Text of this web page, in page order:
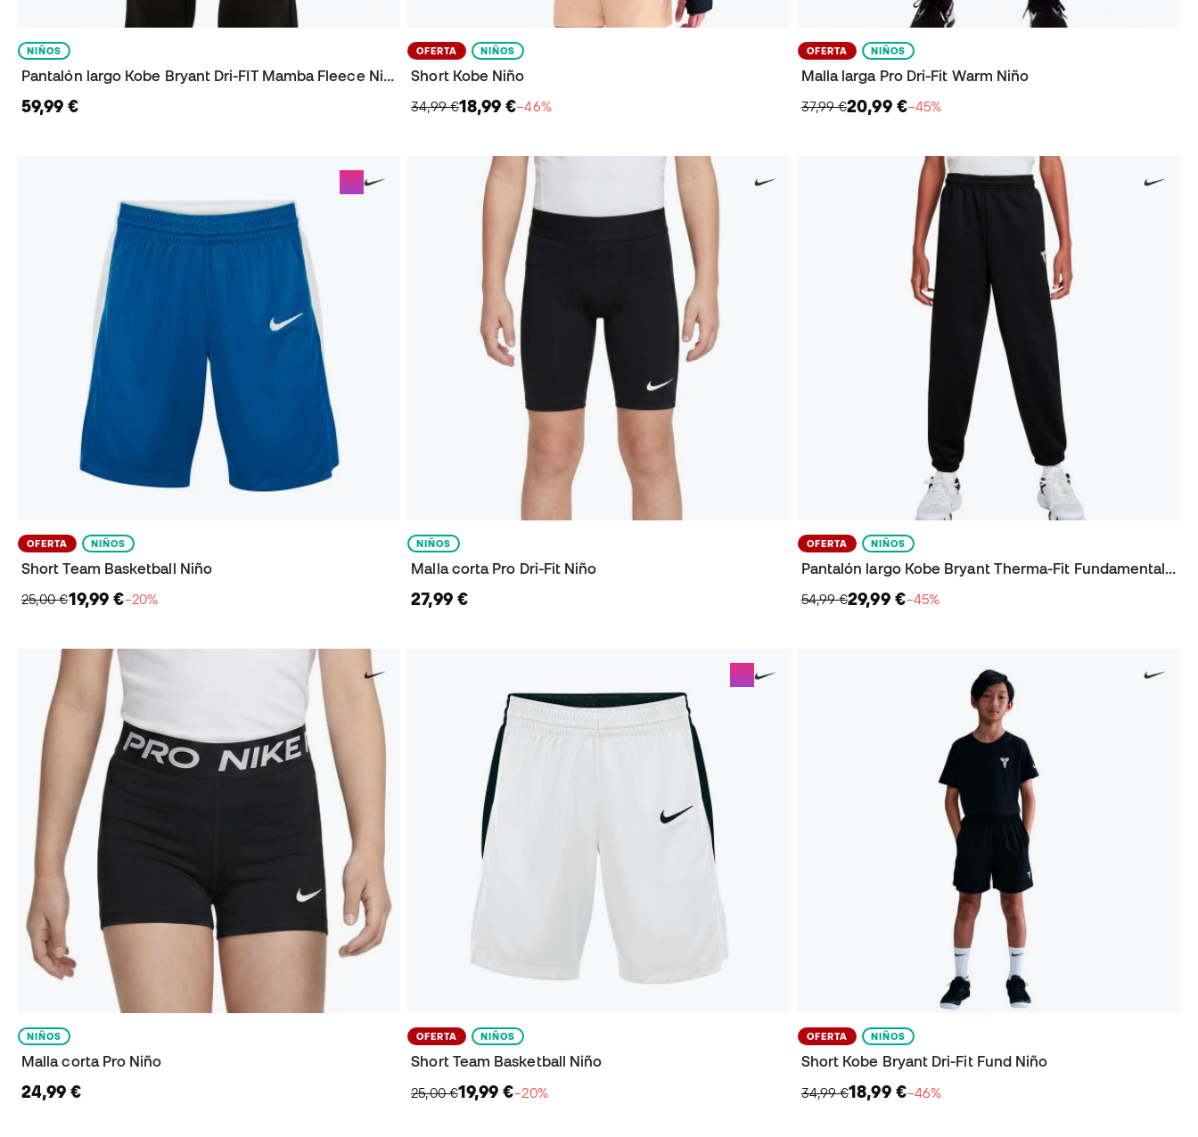
NIÑOS
59,99 €
OFERTA NIÑOS
Short Kobe Niño
34,99 €18,99 €−46%
OFERTA NIÑOS
Malla larga Pro Dri-Fit Warm Niño
37,99 €20,99 €−45%
OFERTA NIÑOS
Short Team Basketball Niño
25,00 €19,99 €−20%
NIÑOS
Malla corta Pro Dri-Fit Niño
27,99 €
OFERTA NIÑOS
Pantalón largo Kobe Bryant Therma-Fit Fundamental Niño
54,99 €29,99 €−45%
NIÑOS
Malla corta Pro Niño
24,99 €
OFERTA NIÑOS
Short Team Basketball Niño
25,00 €19,99 €−20%
OFERTA NIÑOS
Short Kobe Bryant Dri-Fit Fund Niño
34,99 €18,99 €−46%